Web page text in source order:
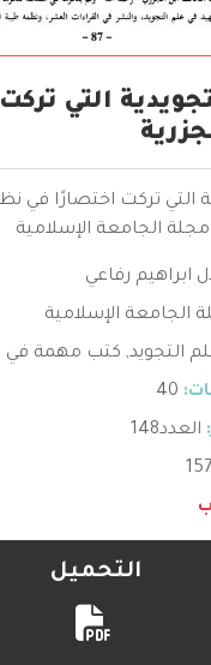
التي
التي تركت اختصارًا في
مجلة الجامعة الإسلامية
ابراهيم رفاعي
الجامعة الإسلامية
التجويد, كتب مهمة في
40
العدد148
التحميل